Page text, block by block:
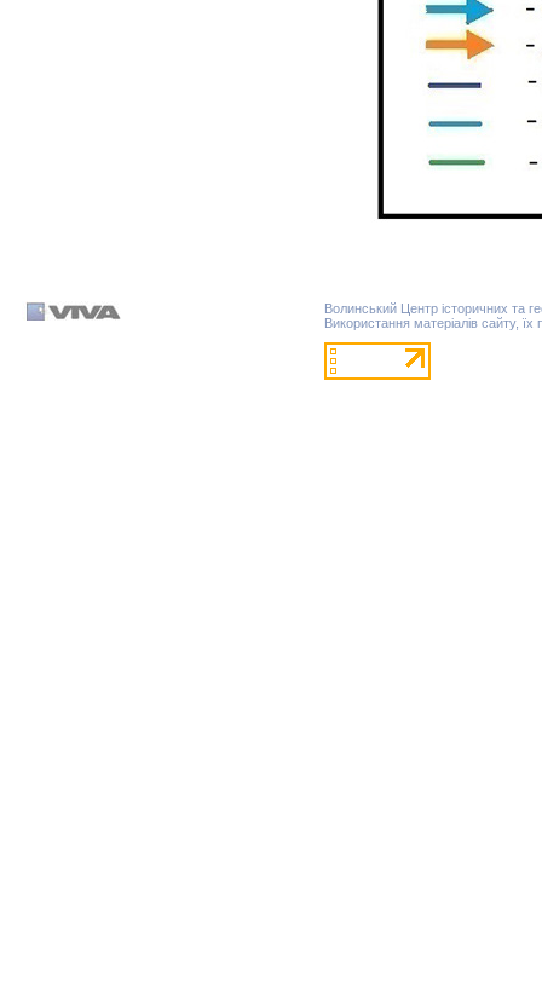
Волинський Центр історичних та
Використання матеріалів сайту,